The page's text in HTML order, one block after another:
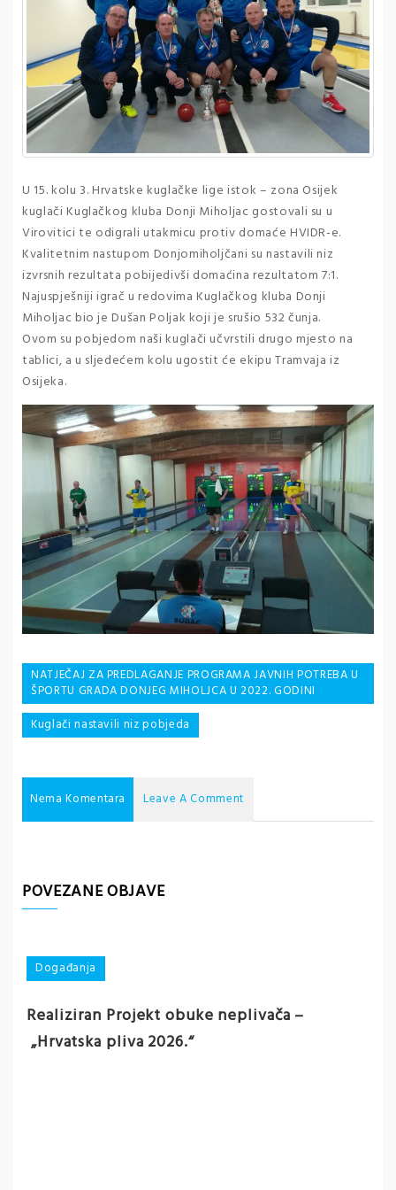
U 15. kolu 3. Hrvatske kuglačke lige istok – zona Osijek
kuglači Kuglačkog kluba Donji Miholjac gostovali su u
Virovitici te odigrali utakmicu protiv domaće HVIDR-e.
Kvalitetnim nastupom Donjomiholjčani su nastavili niz
izvrsnih rezultata pobijedivši domaćina rezultatom 7:1.
Najuspješniji igrač u redovima Kuglačkog kluba Donji
Miholjac bio je Dušan Poljak koji je srušio 532 čunja.
Ovom su pobjedom naši kuglači učvrstili drugo mjesto na
tablici, a u sljedećem kolu ugostit će ekipu Tramvaja iz
Osijeka.
Navigacija
objava
NATJEČAJ ZA PREDLAGANJE PROGRAMA JAVNIH POTREBA U
ŠPORTU GRADA DONJEG MIHOLJCA U 2022. GODINI
Kuglači nastavili niz pobjeda
Nema Komentara Leave A Comment
POVEZANE OBJAVE
Događanja
Realiziran Projekt obuke neplivača –
„Hrvatska pliva 2026.“